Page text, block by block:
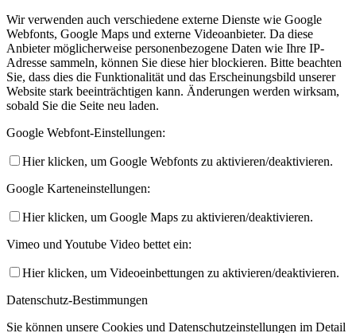
Wir verwenden auch verschiedene externe Dienste wie Google
Webfonts, Google Maps und externe Videoanbieter. Da diese
Anbieter möglicherweise personenbezogene Daten wie Ihre IP-
Adresse sammeln, können Sie diese hier blockieren. Bitte beachten
Sie, dass dies die Funktionalität und das Erscheinungsbild unserer
Website stark beeinträchtigen kann. Änderungen werden wirksam,
sobald Sie die Seite neu laden.
Google Webfont-Einstellungen:
Hier klicken, um Google Webfonts zu aktivieren/deaktivieren.
Google Karteneinstellungen:
Hier klicken, um Google Maps zu aktivieren/deaktivieren.
Vimeo und Youtube Video bettet ein:
Hier klicken, um Videoeinbettungen zu aktivieren/deaktivieren.
Datenschutz-Bestimmungen
Sie können unsere Cookies und Datenschutzeinstellungen im Detail